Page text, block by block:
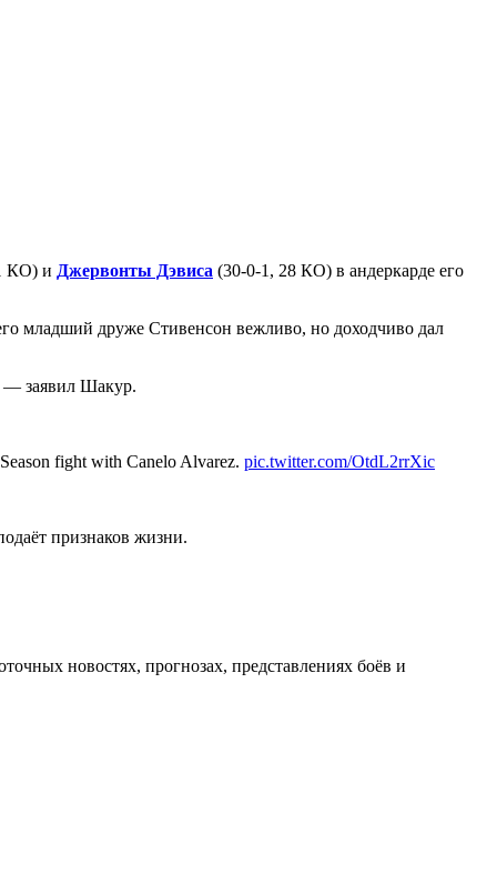
КО) и Джервонты Дэвиса (30-0-1, 28 КО) в андеркарде его
младший друже Стивенсон вежливо, но доходчиво дал
— заявил Шакур.
fight with Canelo Alvarez. pic.twitter.com/OtdL2rrXic
признаков жизни.
новостях, прогнозах, представлениях боёв и